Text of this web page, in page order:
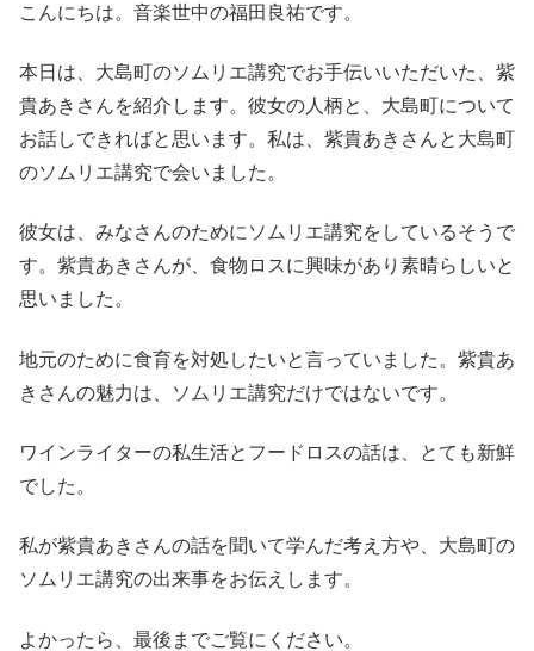
こんにちは。音楽世中の福田良祐です。
本日は、大島町のソムリエ講究でお手伝いいただいた、紫
貴あきさんを紹介します。彼女の人柄と、大島町について
お話しできればと思います。私は、紫貴あきさんと大島町
のソムリエ講究で会いました。
彼女は、みなさんのためにソムリエ講究をしているそうで
す。紫貴あきさんが、食物ロスに興味があり素晴らしいと
思いました。
地元のために食育を対処したいと言っていました。紫貴あ
きさんの魅力は、ソムリエ講究だけではないです。
ワインライターの私生活とフードロスの話は、とても新鮮
でした。
私が紫貴あきさんの話を聞いて学んだ考え方や、大島町の
ソムリエ講究の出来事をお伝えします。
よかったら、最後までご覧にください。